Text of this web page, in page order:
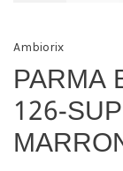
Ambiorix
PARMA
126-